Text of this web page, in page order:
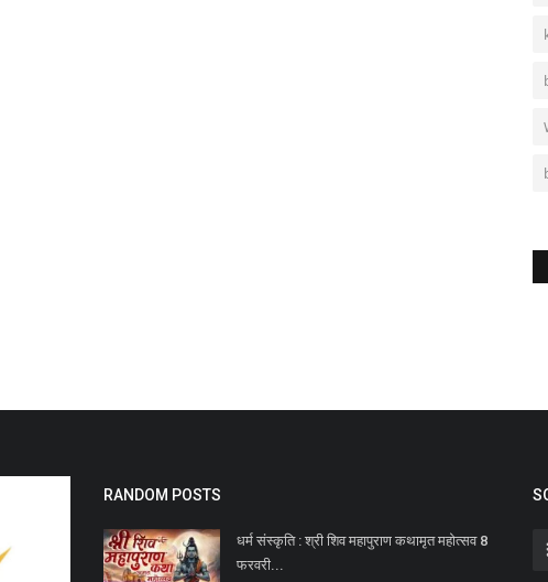
RANDOM POSTS
धर्म संस्कृति : श्री शिव महापुराण कथामृत महोत्सव 8
फरवरी...